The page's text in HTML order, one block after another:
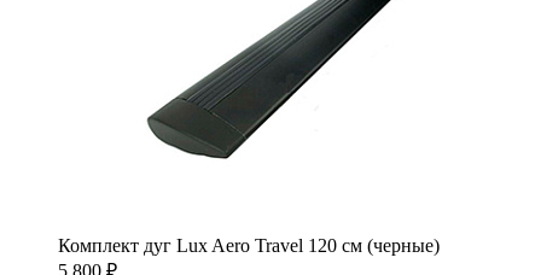
Комплект дуг Lux Aero Travel 120 см (черные)